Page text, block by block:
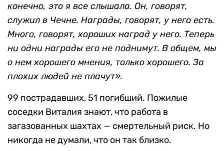
конечно, это я все слышала. Он, говорят,
служил в Чечне. Награды, говорят, у него есть.
Много, говорят, хороших наград у него. Теперь
ни одни награды его не поднимут. В общем, мы
о нем хорошего мнения, только хорошего. За
плохих людей не плачут».
99 пострадавших, 51 погибший. Пожилые
соседки Виталия знают, что работа в
загазованных шахтах — смертельный риск. Но
никогда не думали, что он так близко.